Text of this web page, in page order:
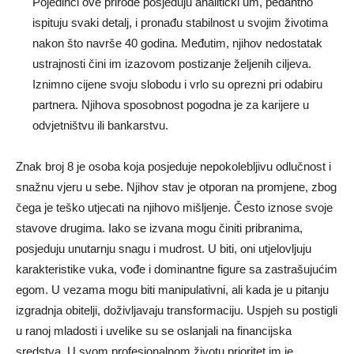
ispituju svaki detalj, i pronađu stabilnost u svojim životima
nakon što navrše 40 godina. Međutim, njihov nedostatak
ustrajnosti čini im izazovom postizanje željenih ciljeva.
Iznimno cijene svoju slobodu i vrlo su oprezni pri odabiru
partnera. Njihova sposobnost pogodna je za karijere u
odvjetništvu ili bankarstvu.
Znak broj 8 je osoba koja posjeduje nepokolebljivu odlučnost i
snažnu vjeru u sebe. Njihov stav je otporan na promjene, zbog
čega je teško utjecati na njihovo mišljenje. Često iznose svoje
stavove drugima. Iako se izvana mogu činiti pribranima,
posjeduju unutarnju snagu i mudrost. U biti, oni utjelovljuju
karakteristike vuka, vođe i dominantne figure sa zastrašujućim
egom. U vezama mogu biti manipulativni, ali kada je u pitanju
izgradnja obitelji, doživljavaju transformaciju. Uspjeh su postigli
u ranoj mladosti i uvelike su se oslanjali na financijska